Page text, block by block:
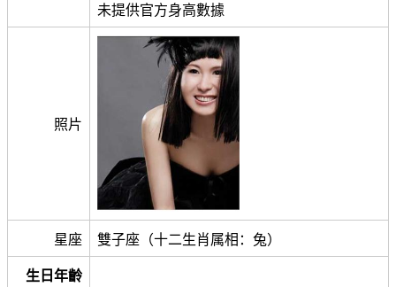
未提供官方身高數據
照片
星座 雙子座（十二生肖属相：兔）
生日年齡